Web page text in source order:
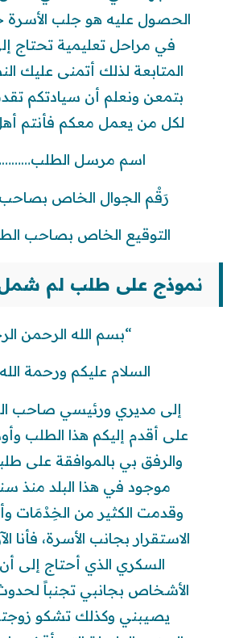
الحصول عليه هو جلب الأسرة
في مراحل تعليمية تحتاج
المتابعة لذلك أتمنى عليك
بتمعن ونعلم أن سيادتكم
لكل من يعمل معكم فأنتم
اسم مرسل
رَقْم الجوال الخاص
التوقيع الخاص بصاحب
نموذج على طلب لم شمل
“بسم الله الرحمن
السلام عليكم ورحمة
إلى مديري ورئيسي صاحب
على أقدم إليكم هذا الطلب
والرفق بي بالموافقة على
موجود في هذا البلد منذ
وقدمت الكثير من الخِدْمَات
الاستقرار بجانب الأسرة، فأنا
السكري الذي أحتاج إلى
الأشخاص بجانبي تجنباً
يصيبني وكذلك تشكو